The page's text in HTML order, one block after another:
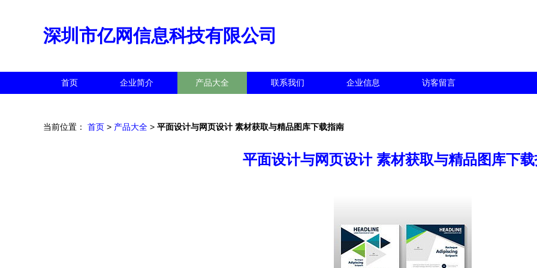
深圳市亿网信息科技有限公司
首页 企业简介 产品大全 联系我们 企业信息 访客留言
当前位置： 首页 > 产品大全 > 平面设计与网页设计 素材获取与精品图库下载指南
平面设计与网页设计 素材获取与精品图库下